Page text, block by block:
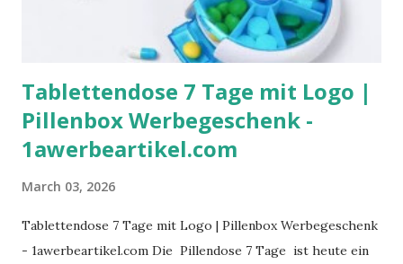
logo blijft langdurig zichtbaar op de verpakking en wordt
telkens opnieuw gezien tijdens gebruik op de pi...
Tablettendose 7 Tage mit Logo |
Pillenbox Werbegeschenk -
1awerbeartikel.com
March 03, 2026
Tablettendose 7 Tage mit Logo | Pillenbox Werbegeschenk
- 1awerbeartikel.com Die Pillendose 7 Tage ist heute ein